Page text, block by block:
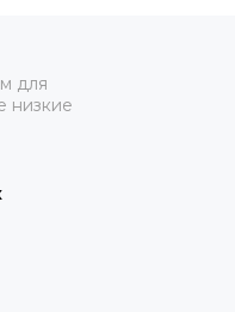
для
низкие